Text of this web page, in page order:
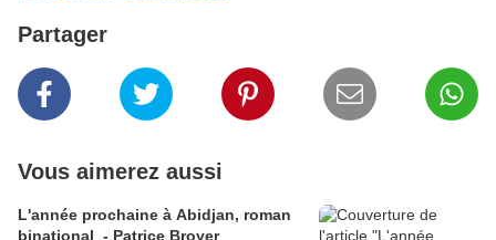
Partager
Vous aimerez aussi
L'année prochaine à Abidjan, roman
binational - Patrice Broyer